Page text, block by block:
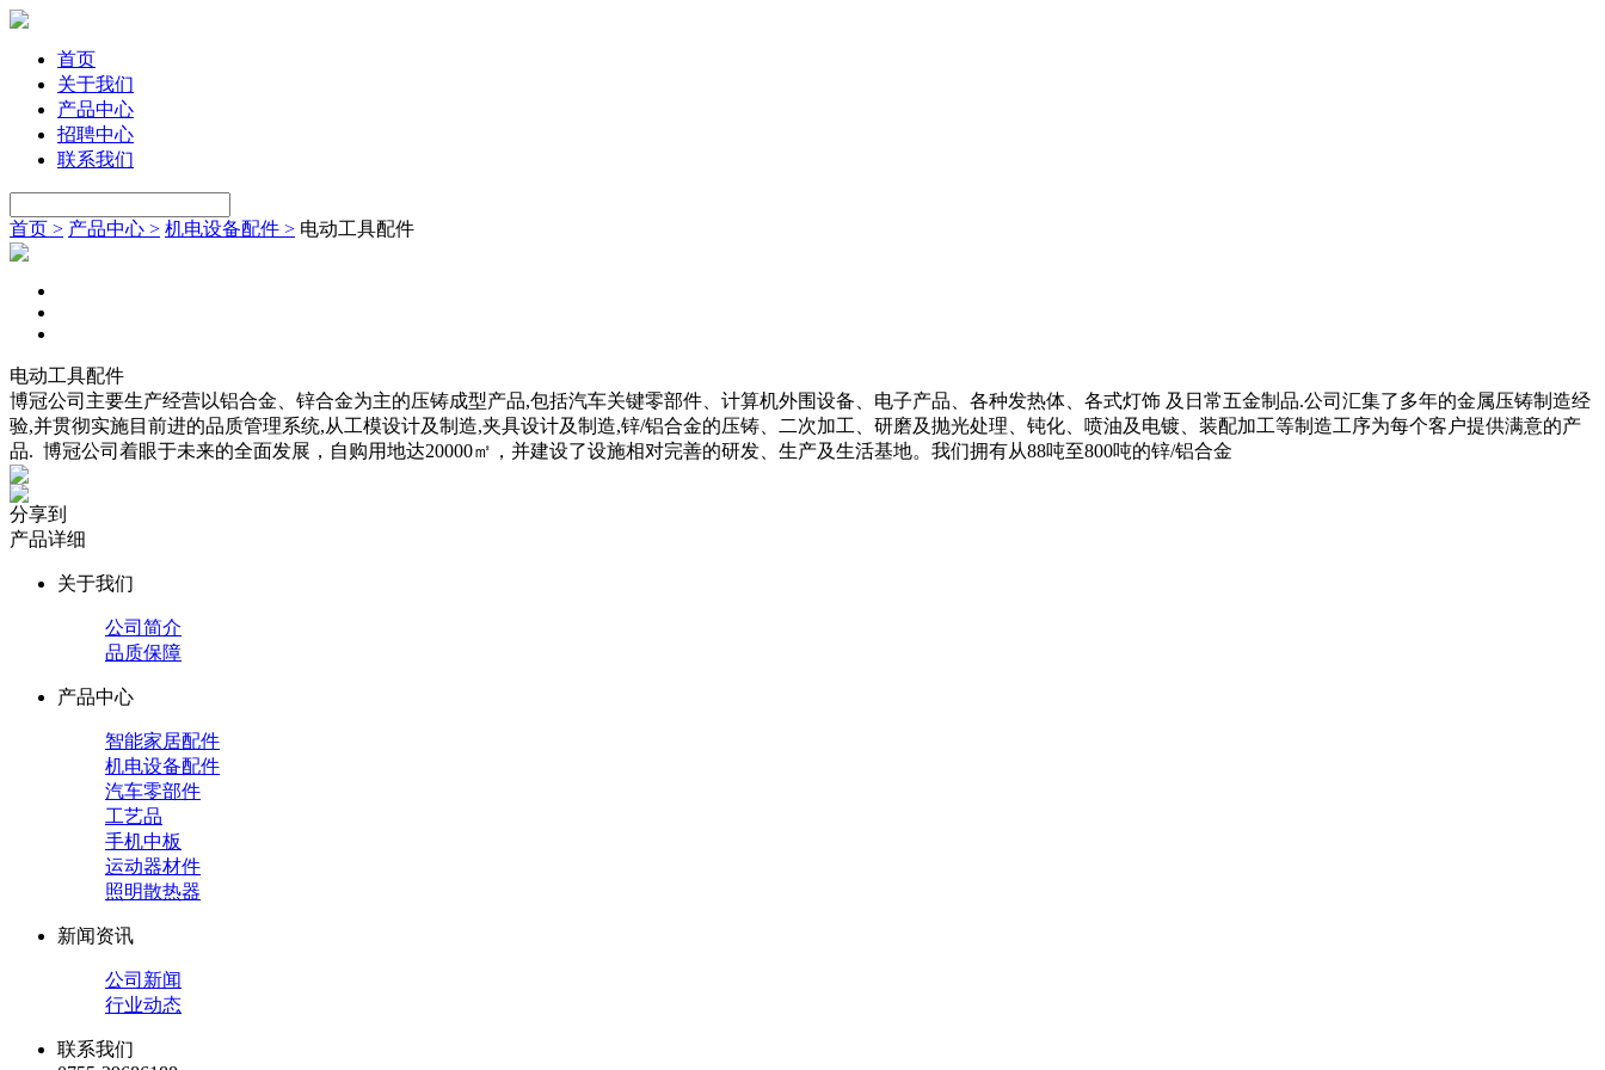
首页
关于我们
产品中心
招聘中心
联系我们
首页 > 产品中心 > 机电设备配件 > 电动工具配件
电动工具配件
博冠公司主要生产经营以铝合金、锌合金为主的压铸成型产品,包括汽车关键零部件、计算机外围设备、电子产品、各种发热体、各式灯饰 及日常五金制品.公司汇集了多年的金属压铸制造经
验,并贯彻实施目前进的品质管理系统,从工模设计及制造,夹具设计及制造,锌/铝合金的压铸、二次加工、研磨及抛光处理、钝化、喷油及电镀、装配加工等制造工序为每个客户提供满意的产
品.  博冠公司着眼于未来的全面发展，自购用地达20000㎡，并建设了设施相对完善的研发、生产及生活基地。我们拥有从88吨至800吨的锌/铝合金
分享到
产品详细
关于我们
公司简介
品质保障
产品中心
智能家居配件
机电设备配件
汽车零部件
工艺品
手机中板
运动器材件
照明散热器
新闻资讯
公司新闻
行业动态
联系我们